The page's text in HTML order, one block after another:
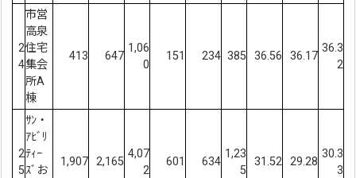
2
4
市営
高泉
住宅
集会
所A
棟
413 647
1,06
0
151 234 385 36.56 36.17
36.3
2
2
5
ｻﾝ・
ｱﾋﾞﾘ
ﾃｨｰ
ｽﾞお
1,907 2,165
4,07
2
601 634
1,23
5
31.52 29.28
30.3
3